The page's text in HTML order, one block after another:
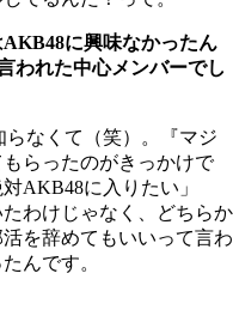
に興味なかったん
れた中心メンバーでし
なくて（笑）。『マジ
らったのがきっかけで
AKB48に入りたい」
わけじゃなく、どちらか
を辞めてもいいって言わ
んです。